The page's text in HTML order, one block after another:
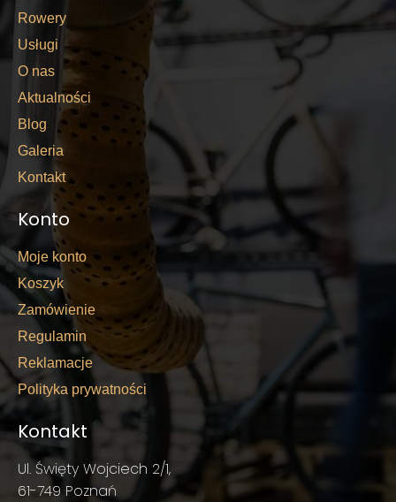
Rowery
Usługi
O nas
Aktualności
Blog
Galeria
Kontakt
Konto
Moje konto
Koszyk
Zamówienie
Regulamin
Reklamacje
Polityka prywatności
Kontakt
Ul. Święty Wojciech 2/1,
61-749 Poznań